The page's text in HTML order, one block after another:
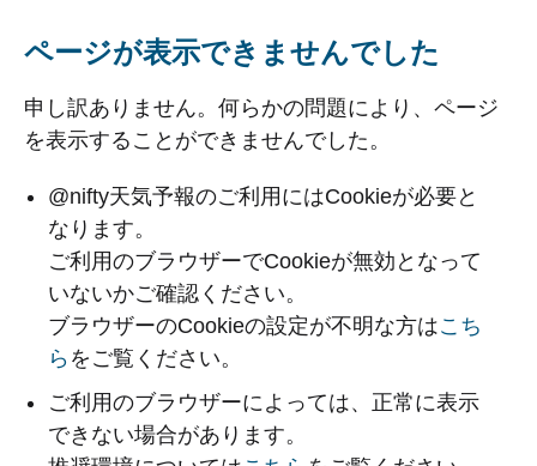
ページが表示できませんでした
申し訳ありません。何らかの問題により、ページ
を表示することができませんでした。
@nifty天気予報のご利用にはCookieが必要と
なります。
ご利用のブラウザーでCookieが無効となって
いないかご確認ください。
ブラウザーのCookieの設定が不明な方はこち
ら をご覧ください。
ご利用のブラウザーによっては、正常に表示
できない場合があります。